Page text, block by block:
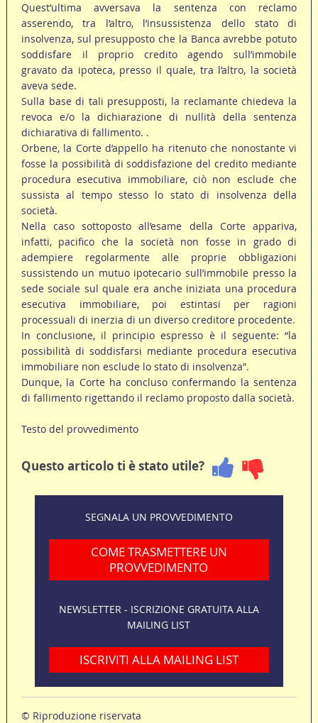
Quest’ultima avversava la sentenza con reclamo
asserendo, tra l’altro, l’insussistenza dello stato di
insolvenza, sul presupposto che la Banca avrebbe potuto
soddisfare il proprio credito agendo sull’immobile
gravato da ipoteca, presso il quale, tra l’altro, la società
aveva sede.
Sulla base di tali presupposti, la reclamante chiedeva la
revoca e/o la dichiarazione di nullità della sentenza
dichiarativa di fallimento. .
Orbene, la Corte d’appello ha ritenuto che nonostante vi
fosse la possibilità di soddisfazione del credito mediante
procedura esecutiva immobiliare, ciò non esclude che
sussista al tempo stesso lo stato di insolvenza della
società.
Nella caso sottoposto all’esame della Corte appariva,
infatti, pacifico che la società non fosse in grado di
adempiere regolarmente alle proprie obbligazioni
sussistendo un mutuo ipotecario sull’immobile presso la
sede sociale sul quale era anche iniziata una procedura
esecutiva immobiliare, poi estintasi per ragioni
processuali di inerzia di un diverso creditore procedente.
In conclusione, il principio espresso è il seguente: “la
possibilità di soddisfarsi mediante procedura esecutiva
immobiliare non esclude lo stato di insolvenza”.
Dunque, la Corte ha concluso confermando la sentenza
di fallimento rigettando il reclamo proposto dalla società.
Testo del provvedimento
Questo articolo ti è stato utile?
SEGNALA UN PROVVEDIMENTO
COME TRASMETTERE UN
PROVVEDIMENTO
NEWSLETTER - ISCRIZIONE GRATUITA ALLA
MAILING LIST
ISCRIVITI ALLA MAILING LIST
© Riproduzione riservata